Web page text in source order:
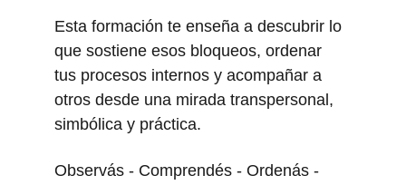
Esta formación te enseña a descubrir lo
que sostiene esos bloqueos, ordenar
tus procesos internos y acompañar a
otros desde una mirada transpersonal,
simbólica y práctica.
Observás - Comprendés - Ordenás -